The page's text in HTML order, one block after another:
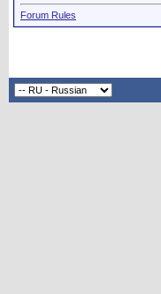
Forum Rules